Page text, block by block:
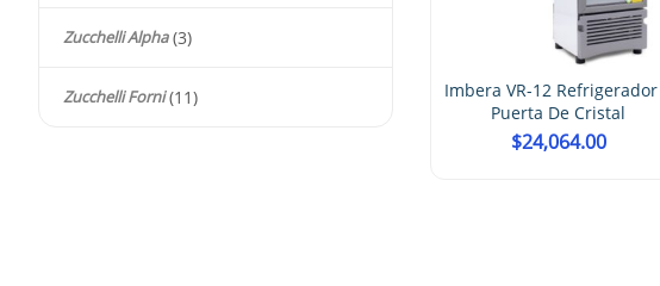
Zucchelli Alpha (3)
Zucchelli Forni (11)
Imbera VR-17 Refrigerador 1
Imbera VR-12 Refrigerador
Puerta De Cristal
$24,064.00